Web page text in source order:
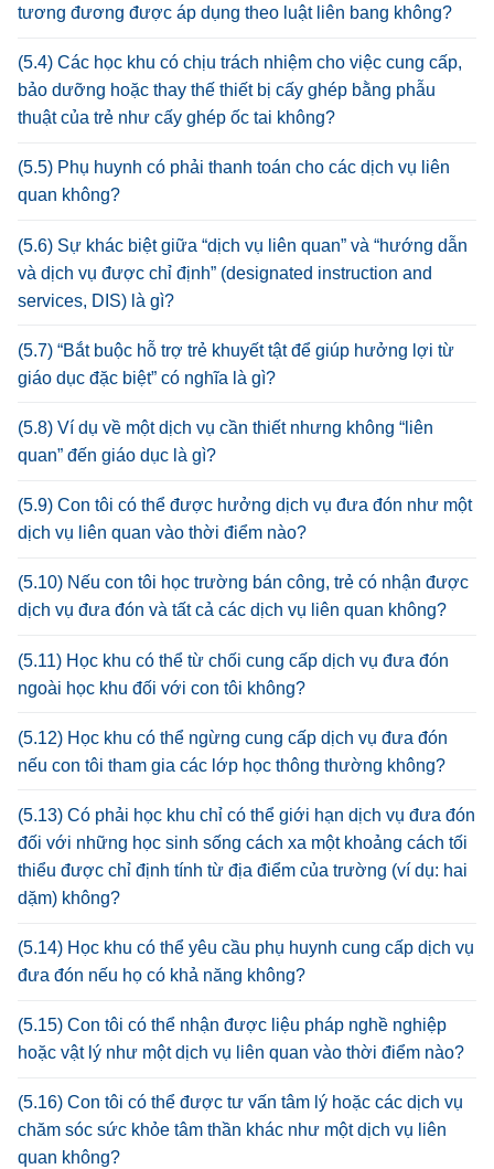
tương đương được áp dụng theo luật liên bang không?
(5.4) Các học khu có chịu trách nhiệm cho việc cung cấp,
bảo dưỡng hoặc thay thế thiết bị cấy ghép bằng phẫu
thuật của trẻ như cấy ghép ốc tai không?
(5.5) Phụ huynh có phải thanh toán cho các dịch vụ liên
quan không?
(5.6) Sự khác biệt giữa “dịch vụ liên quan” và “hướng dẫn
và dịch vụ được chỉ định” (designated instruction and
services, DIS) là gì?
(5.7) “Bắt buộc hỗ trợ trẻ khuyết tật để giúp hưởng lợi từ
giáo dục đặc biệt” có nghĩa là gì?
(5.8) Ví dụ về một dịch vụ cần thiết nhưng không “liên
quan” đến giáo dục là gì?
(5.9) Con tôi có thể được hưởng dịch vụ đưa đón như một
dịch vụ liên quan vào thời điểm nào?
(5.10) Nếu con tôi học trường bán công, trẻ có nhận được
dịch vụ đưa đón và tất cả các dịch vụ liên quan không?
(5.11) Học khu có thể từ chối cung cấp dịch vụ đưa đón
ngoài học khu đối với con tôi không?
(5.12) Học khu có thể ngừng cung cấp dịch vụ đưa đón
nếu con tôi tham gia các lớp học thông thường không?
(5.13) Có phải học khu chỉ có thể giới hạn dịch vụ đưa đón
đối với những học sinh sống cách xa một khoảng cách tối
thiểu được chỉ định tính từ địa điểm của trường (ví dụ: hai
dặm) không?
(5.14) Học khu có thể yêu cầu phụ huynh cung cấp dịch vụ
đưa đón nếu họ có khả năng không?
(5.15) Con tôi có thể nhận được liệu pháp nghề nghiệp
hoặc vật lý như một dịch vụ liên quan vào thời điểm nào?
(5.16) Con tôi có thể được tư vấn tâm lý hoặc các dịch vụ
chăm sóc sức khỏe tâm thần khác như một dịch vụ liên
quan không?